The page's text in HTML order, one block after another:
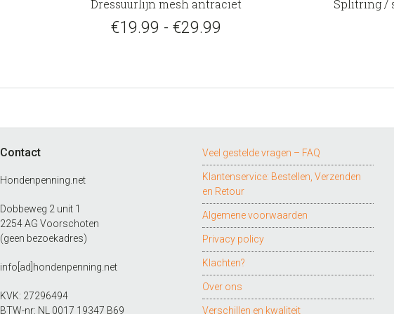
heeft
meerdere
kan
worden
de
productpagina
Dressuurlijn mesh antraciet
€19.99 - €29.99
Splitring /
Contact
Hondenpenning.net
Dobbeweg 2 unit 1
2254 AG Voorschoten
(geen bezoekadres)
info[ad]hondenpenning.net
KVK: 27296494
BTW-nr: NL 0017 19347 B69
Veel gestelde vragen – FAQ
Klantenservice: Bestellen, Verzenden
en Retour
Algemene voorwaarden
Privacy policy
Klachten?
Over ons
Verschillen en kwaliteit